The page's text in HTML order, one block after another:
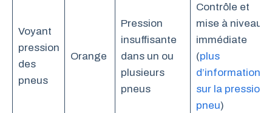
Voyant
pression
des
pneus
Orange
Pression
insuffisante
dans un ou
plusieurs
pneus
Contrôle et
mise à niveau
immédiate
(plus
d’informations
sur la pression
pneu)